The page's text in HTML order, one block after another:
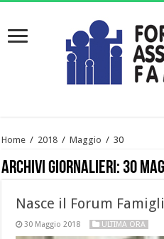
Home / 2018 / Maggio / 30
Archivi giornalieri:30
Nasce il Forum
30 Maggio 2018 ULTIMA ORA